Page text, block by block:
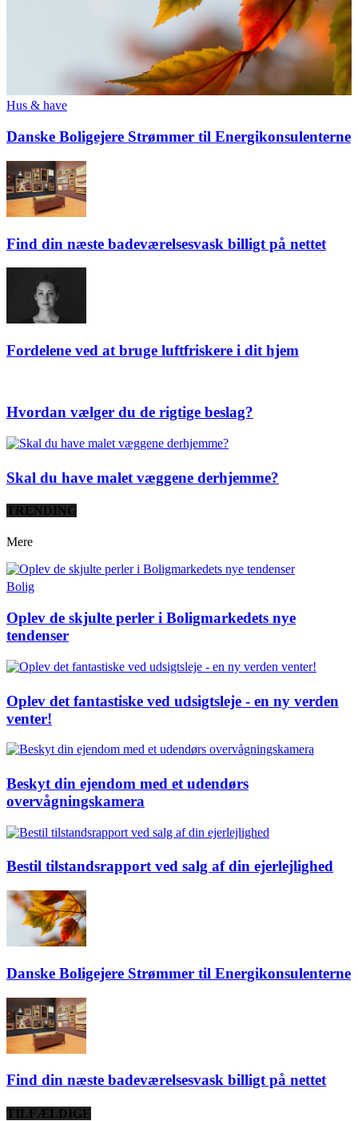
Hus & have
Danske Boligejere Strømmer til Energikonsulenterne
Find din næste badeværelsesvask billigt på nettet
Fordelene ved at bruge luftfriskere i dit hjem
Hvordan vælger du de rigtige beslag?
Skal du have malet væggene derhjemme?
TRENDING
Mere
Bolig
Oplev de skjulte perler i Boligmarkedets nye
tendenser
Oplev det fantastiske ved udsigtsleje - en ny verden
venter!
Beskyt din ejendom med et udendørs
overvågningskamera
Bestil tilstandsrapport ved salg af din ejerlejlighed
Danske Boligejere Strømmer til Energikonsulenterne
Find din næste badeværelsesvask billigt på nettet
TILFÆLDIGE